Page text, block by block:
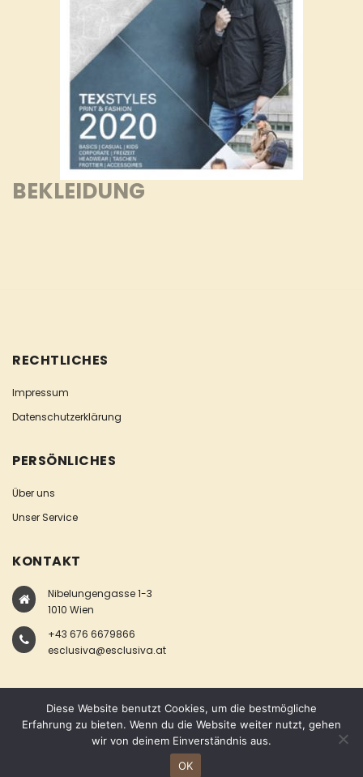
BEKLEIDUNG
RECHTLICHES
Impressum
Datenschutzerklärung
PERSÖNLICHES
Über uns
Unser Service
KONTAKT
Nibelungengasse 1-3
1010 Wien
+43 676 6679866
esclusiva@esclusiva.at
COPYRIGHT © ESCLUSIVA
Diese Website benutzt Cookies, um die bestmögliche
Erfahrung zu bieten. Wenn du die Website weiter nutzt, gehen
wir von deinem Einverständnis aus.
OK